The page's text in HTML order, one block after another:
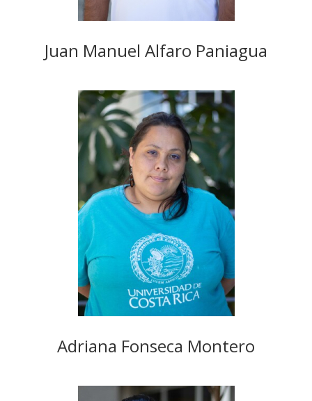
Juan Manuel Alfaro Paniagua
Adriana Fonseca Montero